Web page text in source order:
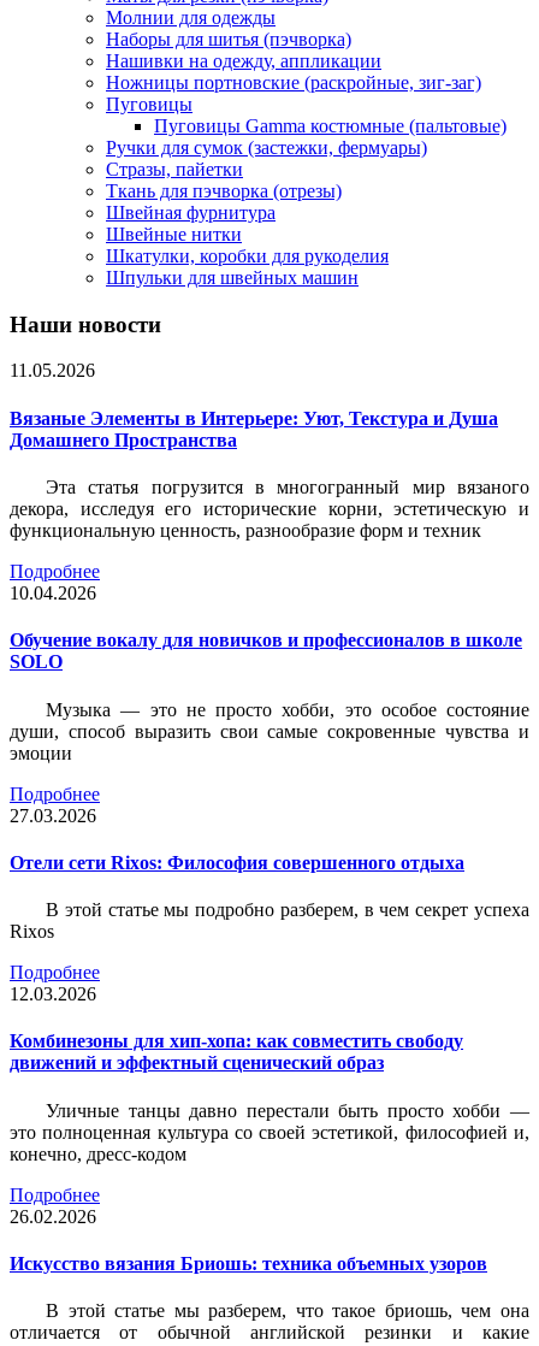
Молнии для одежды
Наборы для шитья (пэчворка)
Нашивки на одежду, аппликации
Ножницы портновские (раскройные, зиг-заг)
Пуговицы
Пуговицы Gamma костюмные (пальтовые)
Ручки для сумок (застежки, фермуары)
Стразы, пайетки
Ткань для пэчворка (отрезы)
Швейная фурнитура
Швейные нитки
Шкатулки, коробки для рукоделия
Шпульки для швейных машин
Наши новости
11.05.2026
Вязаные Элементы в Интерьере: Уют, Текстура и Душа
Домашнего Пространства
Эта статья погрузится в многогранный мир вязаного
декора, исследуя его исторические корни, эстетическую и
функциональную ценность, разнообразие форм и техник
Подробнее
10.04.2026
Обучение вокалу для новичков и профессионалов в школе
SOLO
Музыка — это не просто хобби, это особое состояние
души, способ выразить свои самые сокровенные чувства и
эмоции
Подробнее
27.03.2026
Отели сети Rixos: Философия совершенного отдыха
В этой статье мы подробно разберем, в чем секрет успеха
Rixos
Подробнее
12.03.2026
Комбинезоны для хип-хопа: как совместить свободу
движений и эффектный сценический образ
Уличные танцы давно перестали быть просто хобби —
это полноценная культура со своей эстетикой, философией и,
конечно, дресс-кодом
Подробнее
26.02.2026
Искусство вязания Бриошь: техника объемных узоров
В этой статье мы разберем, что такое бриошь, чем она
отличается от обычной английской резинки и какие